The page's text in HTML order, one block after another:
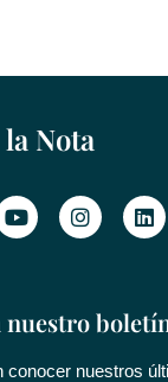
Nota
nuestro
conocer nuestros